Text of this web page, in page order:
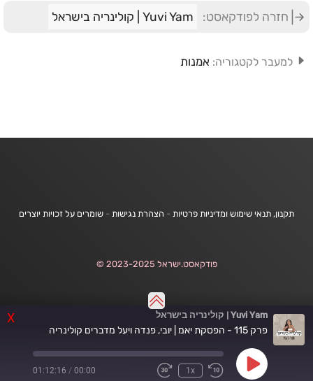
X Yuvi Yam | קולינריה בישראל
פרק 115 - הפסקת יאמ | יובי, פנדה ויעל מדברים קולינריה
Play
Rewind
1x
Fast
00:00
/
01:12:16
חזרה לפודקאסט: Yuvi Yam | קולינריה בישראל
למעבר לקטגוריה: אמנות
תקנון, תנאי שימוש ומדיניות פרטיות - הצהרת נגישות - שומרים על זכויות יוצרים
פודקאסט.ישראל 2023-2025 ©